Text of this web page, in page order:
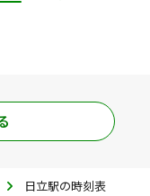
日立駅の時刻表